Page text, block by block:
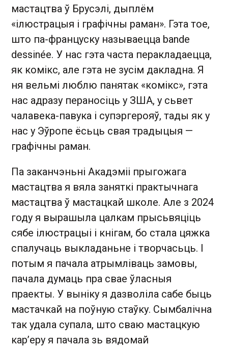
мастацтва ў Брусэлі, дыплём
«ілюстрацыя і графічны раман». Гэта тое,
што па-француску называецца bande
dessinée. У нас гэта часта перакладаецца,
як комікс, але гэта не зусім дакладна. Я
ня вельмі люблю панятак «комікс», гэта
нас адразу пераносіць у ЗША, у сьвет
чалавека-павука і супэргерояў, тады як у
нас у Эўропе ёсьць свая традыцыя —
графічны раман.
Па заканчэньні Акадэміі прыгожага
мастацтва я вяла заняткі практычнага
мастацтва ў мастацкай школе. Але з 2024
году я вырашыла цалкам прысьвяціць
сябе ілюстрацыі і кнігам, бо стала цяжка
спалучаць выкладаньне і творчасьць. І
потым я пачала атрымліваць замовы,
пачала думаць пра свае ўласныя
праекты. У выніку я дазволіла сабе быць
мастачкай на поўную стаўку. Сымбалічна
так удала супала, што сваю мастацкую
кар’еру я пачала зь вядомай